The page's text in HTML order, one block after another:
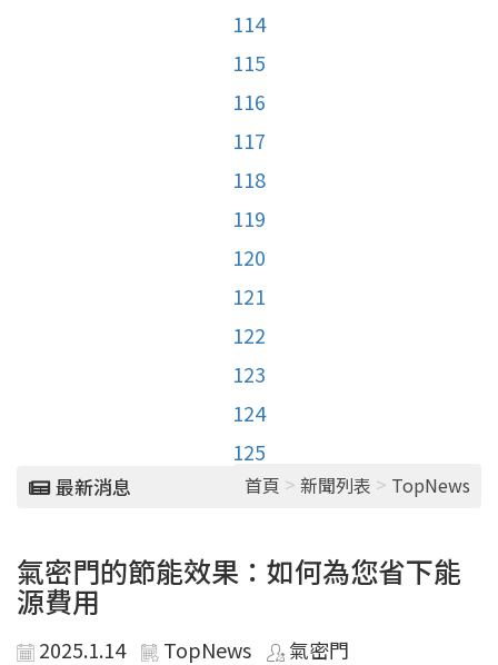
114
115
116
117
118
119
120
121
122
123
124
125
最新消息 首頁 > 新聞列表 > TopNews
氣密門的節能效果：如何為您省下能
源費用
2025.1.14 TopNews 氣密門